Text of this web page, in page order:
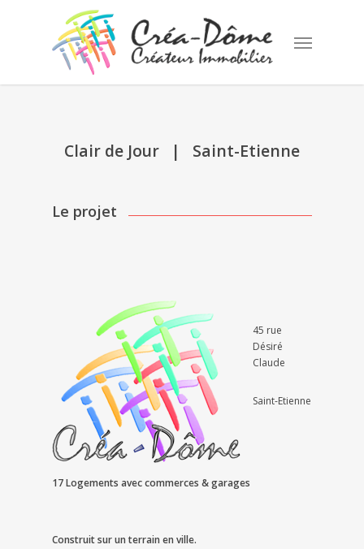
Menu
Clair de Jour | Saint-Etienne
Le projet
45 rue
Désiré
Claude
Saint-Etienne
17 Logements avec commerces & garages
Construit sur un terrain en ville.